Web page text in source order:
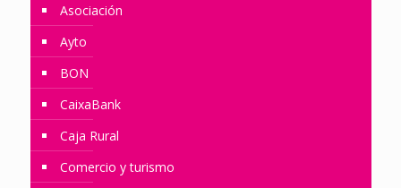
Asociación
Ayto
BON
CaixaBank
Caja Rural
Comercio y turismo